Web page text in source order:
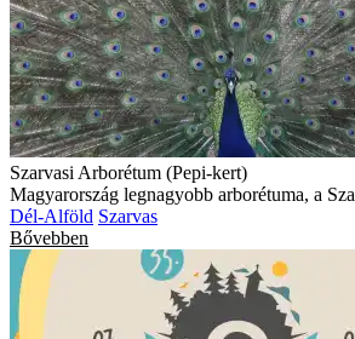
Szarvasi Arborétum (Pepi-kert)
Magyarország legnagyobb arborétuma, a
Dél-Alföld Szarvas
Bővebben